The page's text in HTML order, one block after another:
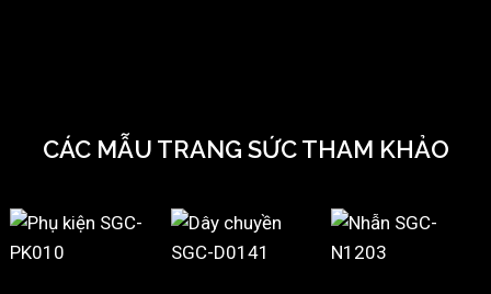
CÁC MẪU TRANG SỨC THAM KHẢO